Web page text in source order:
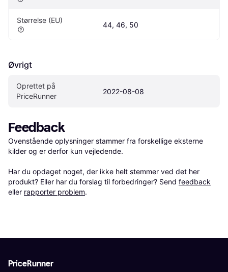
Størrelse (EU)
44, 46, 50
Øvrigt
Oprettet på
PriceRunner
2022-08-08
Feedback
Ovenstående oplysninger stammer fra forskellige eksterne
kilder og er derfor kun vejledende.
Har du opdaget noget, der ikke helt stemmer ved det her
produkt? Eller har du forslag til forbedringer? Send feedback
eller rapporter problem.
PriceRunner